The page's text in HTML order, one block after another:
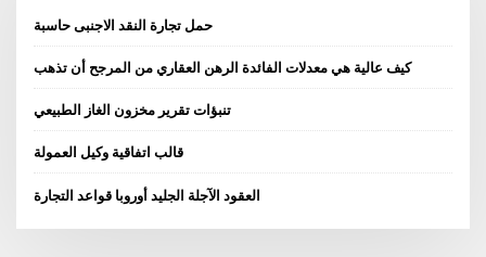
حمل تجارة النقد الاجنبى حاسبة
كيف عالية هي معدلات الفائدة الرهن العقاري من المرجح أن تذهب
تنبؤات تقرير مخزون الغاز الطبيعي
قالب اتفاقية وكيل العمولة
العقود الآجلة الجليد أوروبا قواعد التجارة